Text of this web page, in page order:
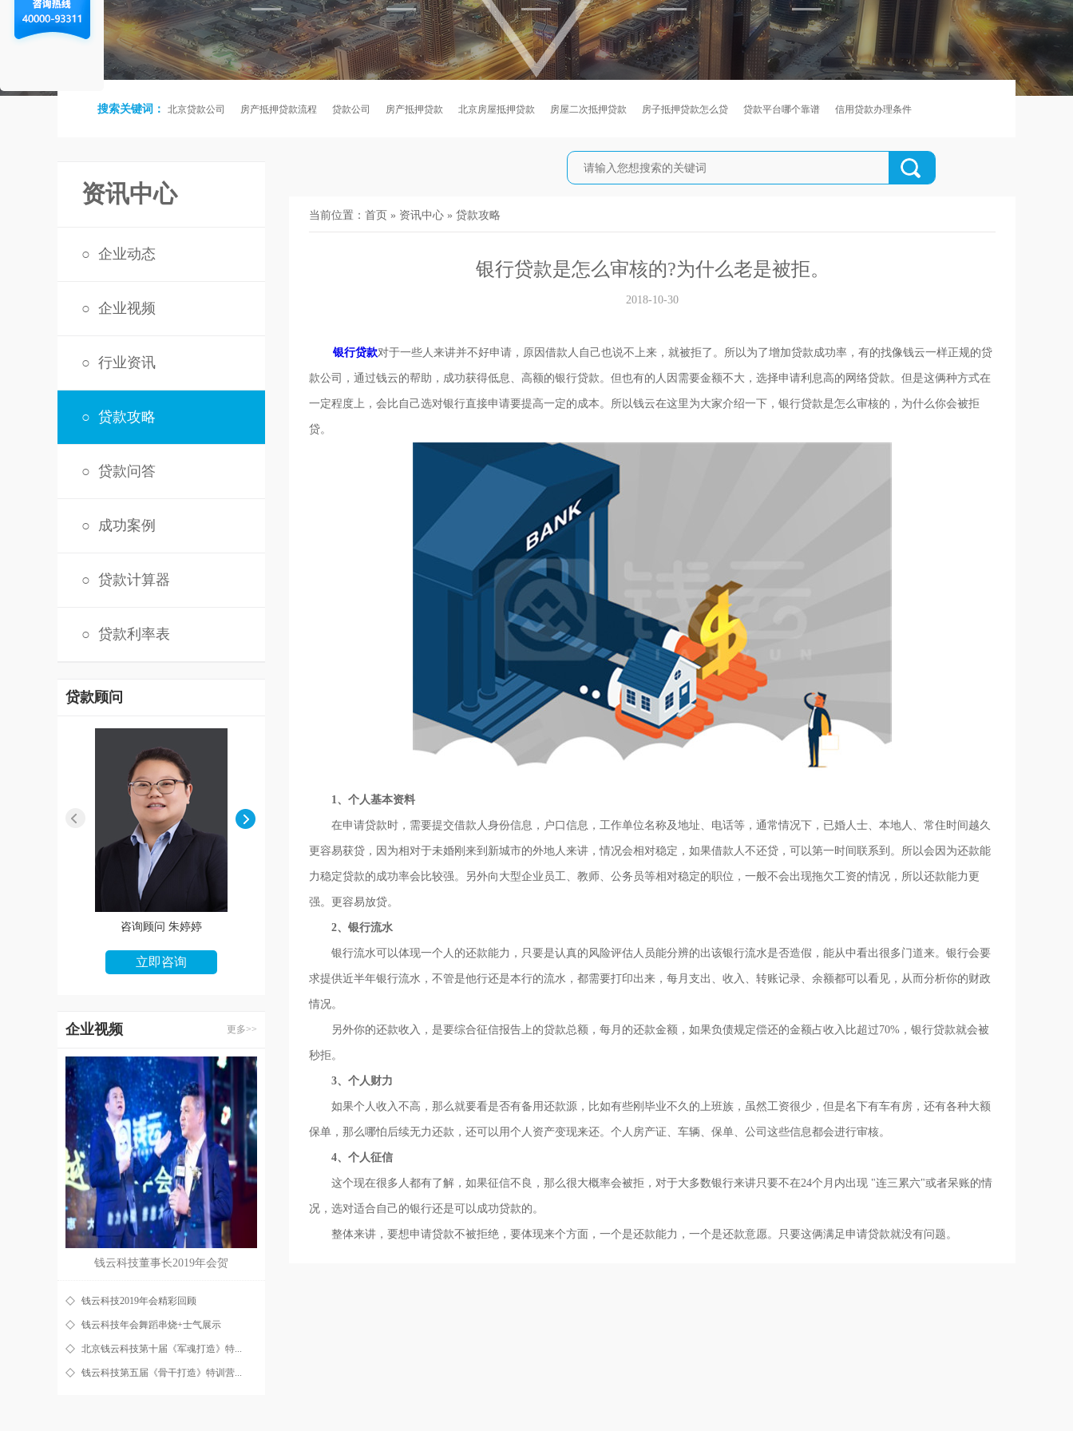
搜索关键词： 北京贷款公司 房产抵押贷款流程 贷款公司 房产抵押贷款 北京房屋抵押贷款 房屋二次抵押贷款 房子抵押贷款怎么贷 贷款平台哪个靠谱 信用贷款办理条件
资讯中心
○ 企业动态
○ 企业视频
○ 行业资讯
○ 贷款攻略
○ 贷款问答
○ 成功案例
○ 贷款计算器
○ 贷款利率表
贷款顾问
咨询顾问 朱婷婷
立即咨询
咨询顾问 王娜
立即咨询
企业视频 更多>>
钱云科技董事长2019年会贺
钱云科技2019年会精彩回顾
钱云科技年会舞蹈串烧+士气展示
北京钱云科技第十届《军魂打造》特...
钱云科技第五届《骨干打造》特训营...
当前位置： 首页 » 资讯中心 » 贷款攻略
银行贷款是怎么审核的?为什么老是被拒。
2018-10-30
银行贷款对于一些人来讲并不好申请，原因借款人自己也说不上来，就被拒了。所以为了增加贷款成功率，有的找像钱云一样正规的贷
款公司，通过钱云的帮助，成功获得低息、高额的银行贷款。但也有的人因需要金额不大，选择申请利息高的网络贷款。但是这俩种方式在
一定程度上，会比自己选对银行直接申请要提高一定的成本。所以钱云在这里为大家介绍一下，银行贷款是怎么审核的，为什么你会被拒
贷。
1、个人基本资料
在申请贷款时，需要提交借款人身份信息，户口信息，工作单位名称及地址、电话等，通常情况下，已婚人士、本地人、常住时间越久
更容易获贷，因为相对于未婚刚来到新城市的外地人来讲，情况会相对稳定，如果借款人不还贷，可以第一时间联系到。所以会因为还款能
力稳定贷款的成功率会比较强。另外向大型企业员工、教师、公务员等相对稳定的职位，一般不会出现拖欠工资的情况，所以还款能力更
强。更容易放贷。
2、银行流水
银行流水可以体现一个人的还款能力，只要是认真的风险评估人员能分辨的出该银行流水是否造假，能从中看出很多门道来。银行会要
求提供近半年银行流水，不管是他行还是本行的流水，都需要打印出来，每月支出、收入、转账记录、余额都可以看见，从而分析你的财政
情况。
另外你的还款收入，是要综合征信报告上的贷款总额，每月的还款金额，如果负债规定偿还的金额占收入比超过70%，银行贷款就会被
秒拒。
3、个人财力
如果个人收入不高，那么就要看是否有备用还款源，比如有些刚毕业不久的上班族，虽然工资很少，但是名下有车有房，还有各种大额
保单，那么哪怕后续无力还款，还可以用个人资产变现来还。个人房产证、车辆、保单、公司这些信息都会进行审核。
4、个人征信
这个现在很多人都有了解，如果征信不良，那么很大概率会被拒，对于大多数银行来讲只要不在24个月内出现 "连三累六"或者呆账的情
况，选对适合自己的银行还是可以成功贷款的。
整体来讲，要想申请贷款不被拒绝，要体现来个方面，一个是还款能力，一个是还款意愿。只要这俩满足申请贷款就没有问题。